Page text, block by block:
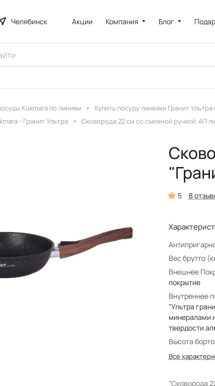
Челябинск Акции Компания Блог
Kukmara по линиям
Купить посуду линейки Гранит
- Гранит Ультра
Сковорода 22 см со съемной ручкой, АП
5 8
Вес брутто
Внешнее
покрытие
Внутреннее
"Ультра
минералами
твердости
Высота
Все
"Сковорода